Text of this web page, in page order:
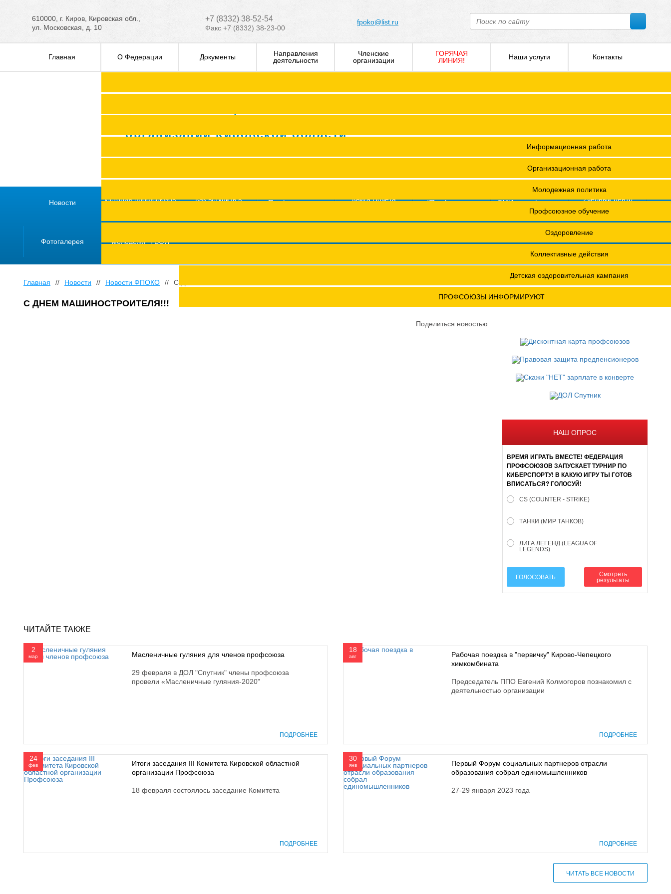
610000, г. Киров, Кировская обл.,
ул. Московская, д. 10
+7 (8332) 38-52-54
Факс +7 (8332) 38-23-00
fpoko@list.ru
Главная О Федерации Документы
Решения Советов Федерации
Постановления президиумов
Сводные данные о результатах проведения специальной оценки условий труда (СОУТ)
Научно-практическая конференция МОТ- ФНПР
ПРОФСОЮЗЫ ИНФОРМИРУЮТ
Направления
деятельности
Информационная работа
Организационная работа
Молодежная политика
Профсоюзное обучение
Оздоровление
Коллективные действия
Детская оздоровительная кампания
Членские
организации
ГОРЯЧАЯ
ЛИНИЯ!
Наши услуги Контакты
Федерация профсоюзных
организаций Кировской области
Новости
История профсоюзов
Как вступить в
Профсоюз помог
Книга Почета
"Профсоюзная
СМИ о профсоюзах
Учебный центр
Фотогалерея
молодежи "ТВОЙ
Главная // Новости // Новости ФПОКО // С ДНЕМ МАШИНОСТРОИТЕЛЯ!!!
С ДНЕМ МАШИНОСТРОИТЕЛЯ!!!
Поделиться новостью
НАШ ОПРОС
ВРЕМЯ ИГРАТЬ ВМЕСТЕ! ФЕДЕРАЦИЯ
ПРОФСОЮЗОВ ЗАПУСКАЕТ ТУРНИР ПО
КИБЕРСПОРТУ! В КАКУЮ ИГРУ ТЫ ГОТОВ
ВПИСАТЬСЯ? ГОЛОСУЙ!
CS (COUNTER - STRIKE)
ТАНКИ (МИР ТАНКОВ)
ЛИГА ЛЕГЕНД (LEAGUA OF
LEGENDS)
ГОЛОСОВАТЬ
Смотреть
результаты
ЧИТАЙТЕ ТАКЖЕ
2
мар Масленичные гуляния для членов профсоюза
29 февраля в ДОЛ "Спутник" члены профсоюза
провели «Масленичные гуляния-2020"
ПОДРОБНЕЕ
18
авг
Рабочая поездка в "первичку" Кирово-Чепецкого
химкомбината
Председатель ППО Евгений Колмогоров познакомил с
деятельностью организации
ПОДРОБНЕЕ
24
фев
Итоги заседания III Комитета Кировской областной
организации Профсоюза
18 февраля состоялось заседание Комитета
ПОДРОБНЕЕ
30
янв
Первый Форум социальных партнеров отрасли
образования собрал единомышленников
27-29 января 2023 года
ПОДРОБНЕЕ
ЧИТАТЬ ВСЕ НОВОСТИ